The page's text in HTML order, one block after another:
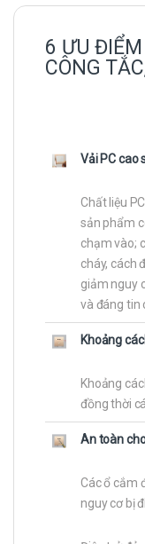
6 ƯU
CÔNG
Vải PC cao
Chất liệu
sản phẩm
chạm vào;
cháy, cách
giảm nguy
và đáng tin
Khoảng
Khoảng
đồng thời
An toàn
Các ổ cắm
nguy cơ bị